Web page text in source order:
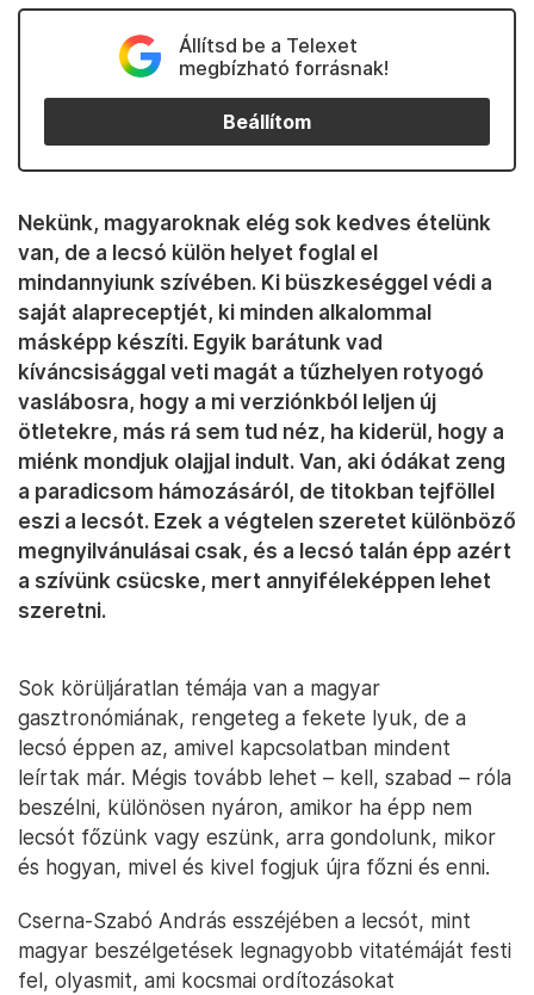
Állítsd be a Telexet
megbízható forrásnak!
Beállítom
Nekünk, magyaroknak elég sok kedves ételünk
van, de a lecsó külön helyet foglal el
mindannyiunk szívében. Ki büszkeséggel védi a
saját alapreceptjét, ki minden alkalommal
másképp készíti. Egyik barátunk vad
kíváncsisággal veti magát a tűzhelyen rotyogó
vaslábosra, hogy a mi verziónkból leljen új
ötletekre, más rá sem tud néz, ha kiderül, hogy a
miénk mondjuk olajjal indult. Van, aki ódákat zeng
a paradicsom hámozásáról, de titokban tejföllel
eszi a lecsót. Ezek a végtelen szeretet különböző
megnyilvánulásai csak, és a lecsó talán épp azért
a szívünk csücske, mert annyiféleképpen lehet
szeretni.
Sok körüljáratlan témája van a magyar
gasztronómiának, rengeteg a fekete lyuk, de a
lecsó éppen az, amivel kapcsolatban mindent
leírtak már. Mégis tovább lehet – kell, szabad – róla
beszélni, különösen nyáron, amikor ha épp nem
lecsót főzünk vagy eszünk, arra gondolunk, mikor
és hogyan, mivel és kivel fogjuk újra főzni és enni.
Cserna-Szabó András esszéjében a lecsót, mint
magyar beszélgetések legnagyobb vitatémáját festi
fel, olyasmit, ami kocsmai ordítozásokat